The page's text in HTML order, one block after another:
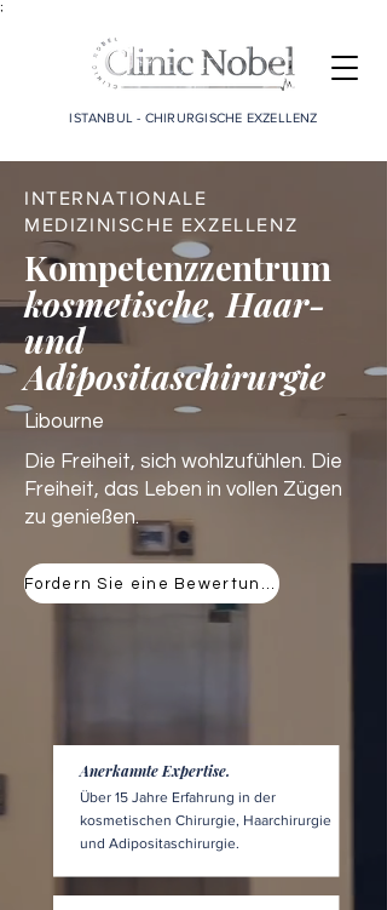
;
ISTANBUL - CHIRURGISCHE EXZELLENZ
INTERNATIONALE
MEDIZINISCHE EXZELLENZ
Kompetenzzentrum
kosmetische, Haar-
und
Adipositaschirurgie
Libourne
Die Freiheit, sich wohlzufühlen. Die
Freiheit, das Leben in vollen Zügen
zu genießen.
Anerkannte Expertise.
Über 15 Jahre Erfahrung in der
kosmetischen Chirurgie, Haarchirurgie
und Adipositaschirurgie.